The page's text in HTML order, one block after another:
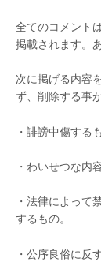
全てのコメント
掲載されます。
次に掲げる内容
ず、削除する事
・誹謗中傷する
・わいせつな内容
・法律によって
するもの。
・公序良俗に反